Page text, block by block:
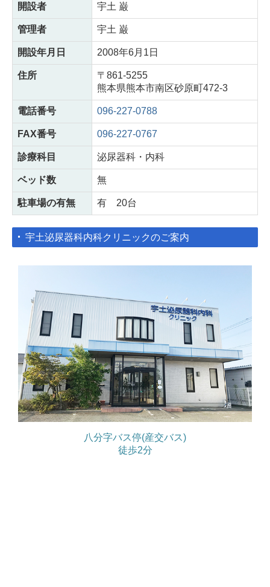
開設者 宇土 巌
管理者 宇土 巌
開設年月日 2008年6月1日
住所
〒861-5255
熊本県熊本市南区砂原町472-3
電話番号 096-227-0788
FAX番号 096-227-0767
診療科目 泌尿器科・内科
ベッド数 無
駐車場の有無 有 20台
宇土泌尿器科内科クリニックのご案内
八分字バス停(産交バス)
徒歩2分